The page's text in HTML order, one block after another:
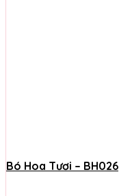
Bó Hoa Tươi – BH026